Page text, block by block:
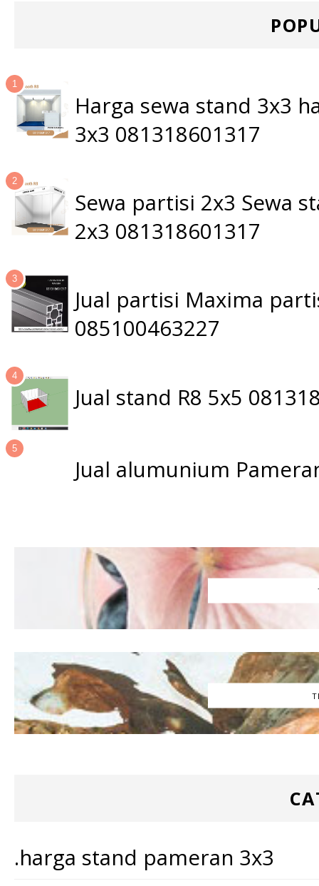
Harga sewa stand 3x3
3x3 081318601317
Sewa partisi 2x3 Sewa
2x3 081318601317
Jual partisi Maxima
085100463227
Jual stand R8 5x5
Jual alumunium
.harga stand pameran 3x3